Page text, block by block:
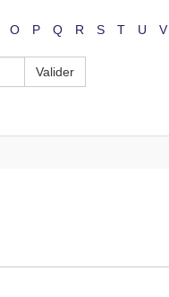
O P Q R S T U V
Valider